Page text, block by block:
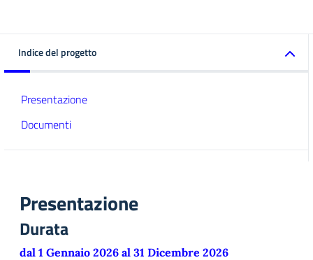
Indice del progetto
Presentazione
Documenti
Presentazione
Durata
dal 1 Gennaio 2026 al 31 Dicembre 2026